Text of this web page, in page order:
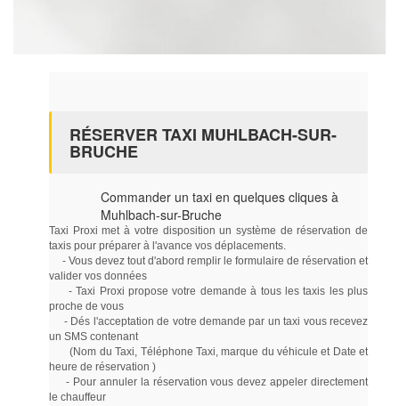
RÉSERVER TAXI MUHLBACH-SUR-
BRUCHE
Commander un taxi en quelques cliques à
Muhlbach-sur-Bruche
Taxi Proxi met à votre disposition un système de réservation de
taxis pour préparer à l'avance vos déplacements.
- Vous devez tout d'abord remplir le formulaire de réservation et
valider vos données
- Taxi Proxi propose votre demande à tous les taxis les plus
proche de vous
- Dés l'acceptation de votre demande par un taxi vous recevez
un SMS contenant
(Nom du Taxi, Téléphone Taxi, marque du véhicule et Date et
heure de réservation )
- Pour annuler la réservation vous devez appeler directement
le chauffeur